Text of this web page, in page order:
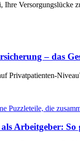
Ihre Versorgungslücke
– das
Privatpatienten-
Arbeitgeber: So